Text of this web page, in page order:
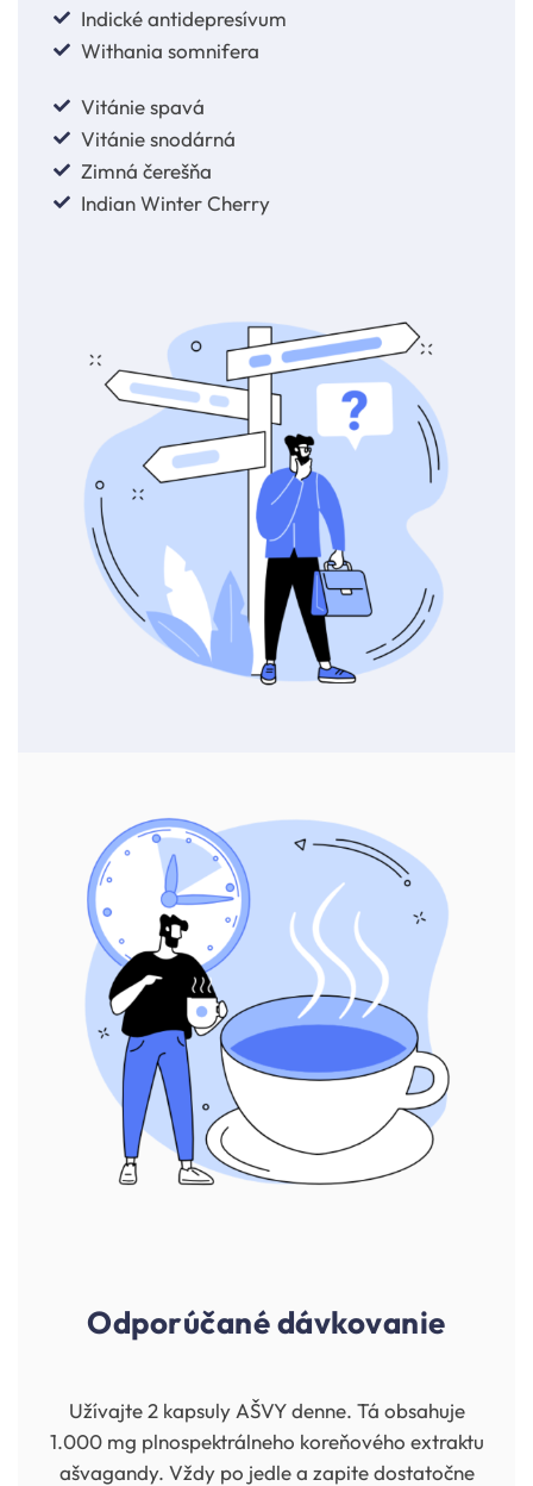
Indické antidepresívum
Withania somnifera
Vitánie spavá
Vitánie snodárná
Zimná čerešňa
Indian Winter Cherry
Odporúčané dávkovanie
Užívajte 2 kapsuly AŠVY denne. Tá obsahuje
1.000 mg plnospektrálneho koreňového extraktu
ašvagandy. Vždy po jedle a zapite dostatočne